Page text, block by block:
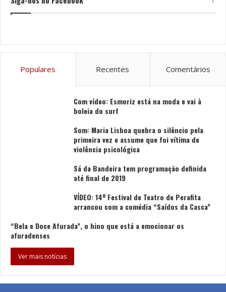
Populares Recentes Comentários
Com vídeo: Esmoriz está na moda e vai à
boleia do surf
Som: Maria Lisboa quebra o silêncio pela
primeira vez e assume que foi vítima de
violência psicológica
Sá da Bandeira tem programação definida
até final de 2019
VÍDEO: 14º Festival de Teatro de Perafita
arrancou com a comédia “Saídos da Casca”
“Bela e Doce Afurada”, o hino que está a emocionar os
afuradenses
Ver mais notícias